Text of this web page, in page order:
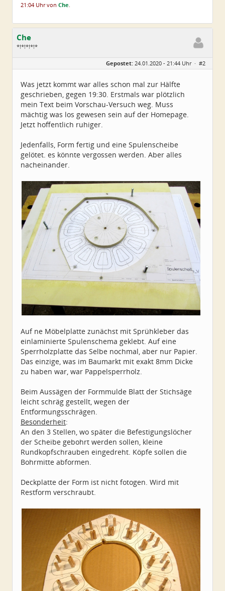
21:04 Uhr von Che
Che
*!*!*!*!*
Alter:
72
Dabei seit:
06 / 2014
Gepostet: 24.01.2020 - 21:44 Uhr · #2
Was jetzt kommt war alles schon mal zur Hälfte
geschrieben, gegen 19:30. Erstmals war plötzlich
mein Text beim Vorschau-Versuch weg. Muss
mächtig was los gewesen sein auf der Homepage.
Jetzt hoffentlich ruhiger.
Jedenfalls, Form fertig und eine Spulenscheibe
gelötet. es könnte vergossen werden. Aber alles
nacheinander.
Auf ne Möbelplatte zunächst mit Sprühkleber das
einlaminierte Spulenschema geklebt. Auf eine
Sperrholzplatte das Selbe nochmal, aber nur Papier.
Das einzige, was im Baumarkt mit exakt 8mm Dicke
zu haben war, war Pappelsperrholz.
Beim Aussägen der Formmulde Blatt der Stichsäge
leicht schräg gestellt, wegen der
Entformungsschrägen.
Besonderheit:
An den 3 Stellen, wo später die Befestigungslöcher
der Scheibe gebohrt werden sollen, kleine
Rundkopfschrauben eingedreht. Köpfe sollen die
Bohrmitte abformen.
Deckplatte der Form ist nicht fotogen. Wird mit
Restform verschraubt.